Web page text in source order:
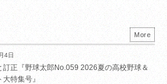
4日
訂正『野球太郎No.059 2026夏の高校野球＆
大特集号』
More